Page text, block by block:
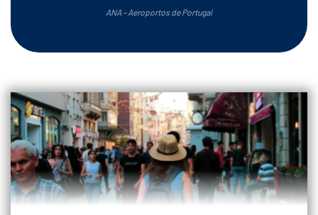
ANA – Aeroportos de Portugal